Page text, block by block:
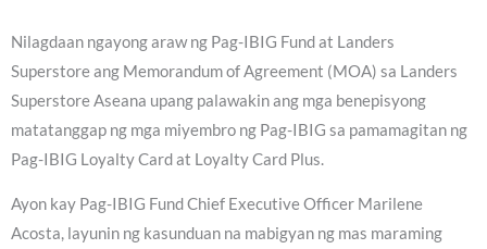
Nilagdaan ngayong araw ng Pag-IBIG Fund at Landers
Superstore ang Memorandum of Agreement (MOA) sa Landers
Superstore Aseana upang palawakin ang mga benepisyong
matatanggap ng mga miyembro ng Pag-IBIG sa pamamagitan ng
Pag-IBIG Loyalty Card at Loyalty Card Plus.
Ayon kay Pag-IBIG Fund Chief Executive Officer Marilene
Acosta, layunin ng kasunduan na mabigyan ng mas maraming